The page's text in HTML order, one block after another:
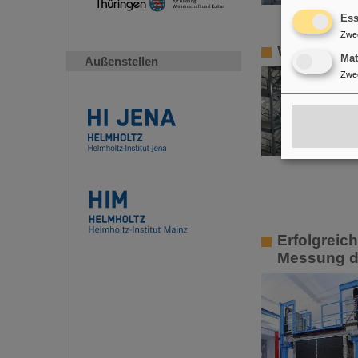
Außenstellen
Messung